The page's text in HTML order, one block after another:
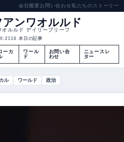
会社概要お問い合わせ私たちのストーリー
ンワオルルド
オルルド デイリーブリーフ
16 本日の記事
ーカ
ワール
ド
お問い合
わせ
ニュースレ
ター
ル ワールド 政治